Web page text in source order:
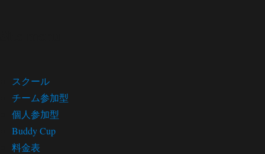
スクール
チーム参加型
個人参加型
Buddy Cup
料金表